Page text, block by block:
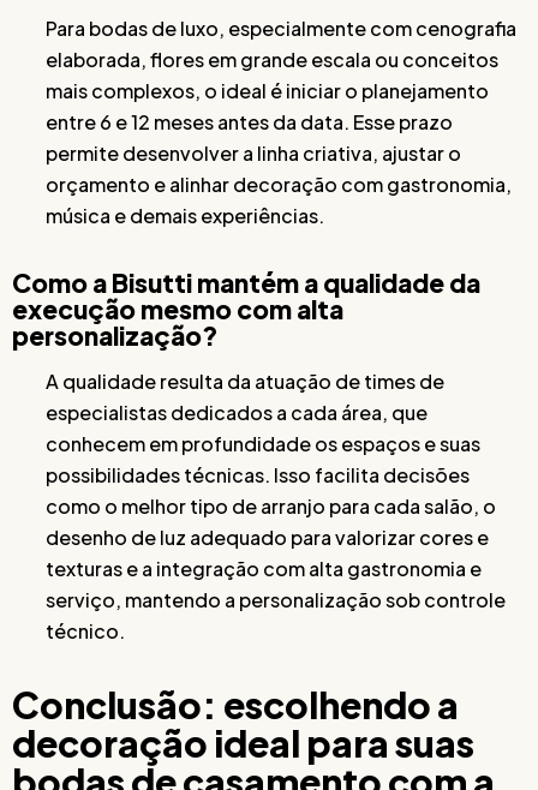
Para bodas de luxo, especialmente com cenografia
elaborada, flores em grande escala ou conceitos
mais complexos, o ideal é iniciar o planejamento
entre 6 e 12 meses antes da data. Esse prazo
permite desenvolver a linha criativa, ajustar o
orçamento e alinhar decoração com gastronomia,
música e demais experiências.
Como a Bisutti mantém a qualidade da
execução mesmo com alta
personalização?
A qualidade resulta da atuação de times de
especialistas dedicados a cada área, que
conhecem em profundidade os espaços e suas
possibilidades técnicas. Isso facilita decisões
como o melhor tipo de arranjo para cada salão, o
desenho de luz adequado para valorizar cores e
texturas e a integração com alta gastronomia e
serviço, mantendo a personalização sob controle
técnico.
Conclusão: escolhendo a
decoração ideal para suas